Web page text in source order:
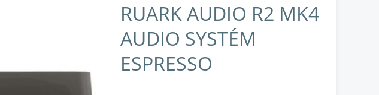
RUARK AUDIO R2 MK4
AUDIO SYSTÉM
ESPRESSO